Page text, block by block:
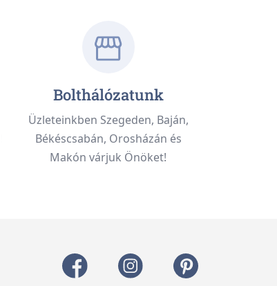
Bolthálózatunk
Üzleteinkben Szegeden, Baján,
Békéscsabán, Orosházán és
Makón várjuk Önöket!